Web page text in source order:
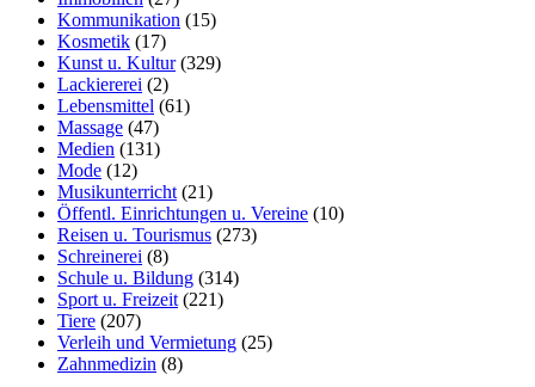
Kommunikation (15)
Kosmetik (17)
Kunst u. Kultur(329)
Lackiererei (2)
Lebensmittel (61)
Massage (47)
Medien (131)
Mode (12)
Musikunterricht (21)
Öffentl. Einrichtungen u. Vereine (10)
Reisen u. Tourismus (273)
Schreinerei (8)
Schule u. Bildung (314)
Sport u. Freizeit (221)
Tiere (207)
Verleih und Vermietung (25)
Zahnmedizin (8)